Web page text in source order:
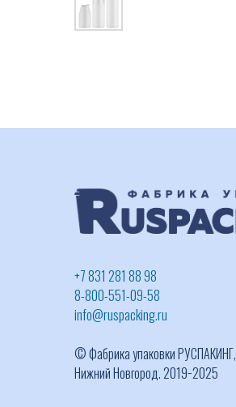
+7 831 281 88 98
8-800-551-09-58
info@ruspacking.ru
© Фабрика упаковки РУСПАКИНГ,
Нижний Новгород. 2019−2025